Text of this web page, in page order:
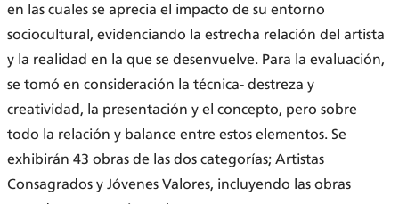
en las cuales se aprecia el impacto de su entorno
sociocultural, evidenciando la estrecha relación del artista
y la realidad en la que se desenvuelve. Para la evaluación,
se tomó en consideración la técnica- destreza y
creatividad, la presentación y el concepto, pero sobre
todo la relación y balance entre estos elementos. Se
exhibirán 43 obras de las dos categorías; Artistas
Consagrados y Jóvenes Valores, incluyendo las obras